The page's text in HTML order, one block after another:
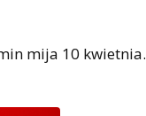
mija 10 kwietnia.